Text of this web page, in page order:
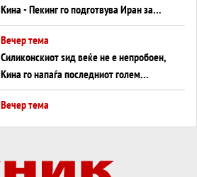
Кина - Пекинг го подготвува Иран за
американска копнена инвазија
Вечер тема
Силиконскиот ѕид веќе не е непробоен,
Кина го напаѓа последниот голем
монопол на Западот?
Вечер тема
Вечер тема